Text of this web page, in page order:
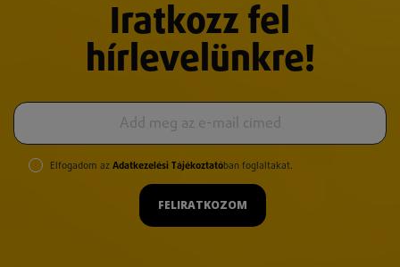
Iratkozz fel
hírlevelünkre!
Elfogadom az Adatkezelési Tájékoztatóban foglaltakat.
FELIRATKOZOM